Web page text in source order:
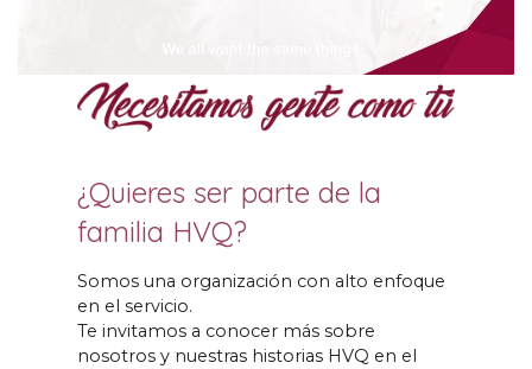
¿Quieres ser parte de la
familia HVQ?
Somos una organización con alto enfoque
en el servicio.
Te invitamos a conocer más sobre
nosotros y nuestras historias HVQ en el